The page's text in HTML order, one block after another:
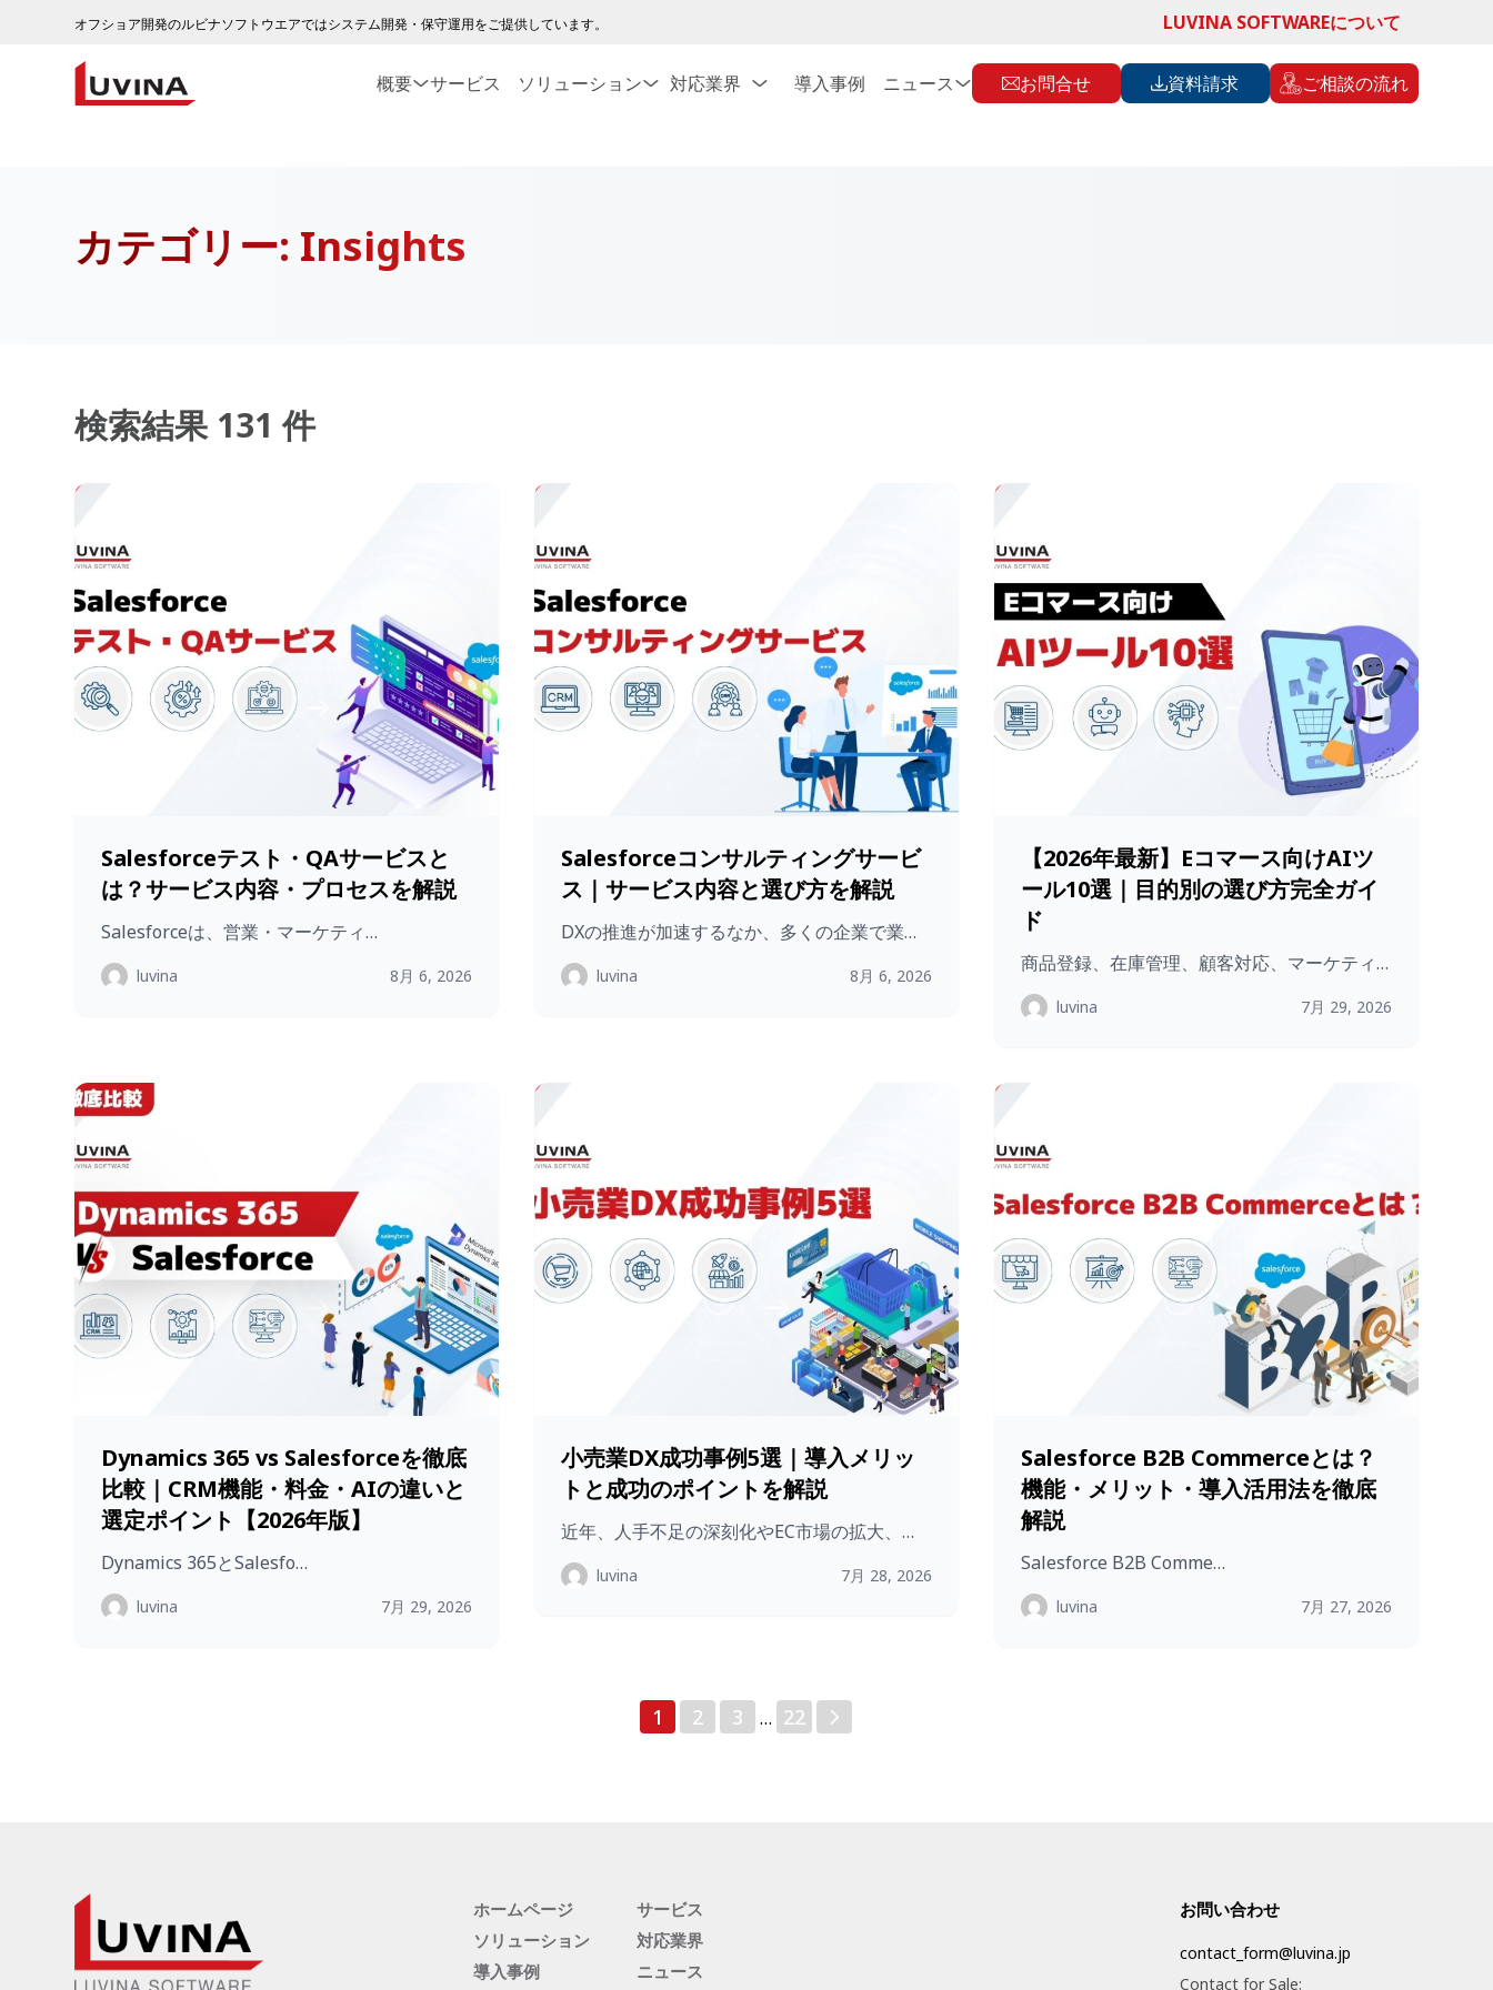
オフショア開発のルビナソフトウエアではシステム開発・保守運用をご提供しています。 LUVINA SOFTWAREについて
概要 サービス ソリューション 対応業界 導入事例 ニュース お問合せ 資料請求 ご相談の流れ
カテゴリー: Insights
検索結果 131 件
Salesforceテスト・QAサービスと
は？サービス内容・プロセスを解説
Salesforceは、営業・マーケティ…
luvina 8月 6, 2026
Salesforceコンサルティングサービ
ス｜サービス内容と選び方を解説
DXの推進が加速するなか、多くの企業で業…
luvina 8月 6, 2026
【2026年最新】Eコマース向けAIツ
ール10選｜目的別の選び方完全ガイ
ド
商品登録、在庫管理、顧客対応、マーケティ…
luvina 7月 29, 2026
Dynamics 365 vs Salesforceを徹底
比較｜CRM機能・料金・AIの違いと
選定ポイント【2026年版】
Dynamics 365とSalesfo…
luvina 7月 29, 2026
小売業DX成功事例5選｜導入メリッ
トと成功のポイントを解説
近年、人手不足の深刻化やEC市場の拡大、…
luvina 7月 28, 2026
Salesforce B2B Commerceとは？
機能・メリット・導入活用法を徹底
解説
Salesforce B2B Comme…
luvina 7月 27, 2026
投
稿
り
1 2 3 … 22
ホームページ
サービス
ソリューション
対応業界
導入事例
ニュース
お問い合わせ
contact_form@luvina.jp
Contact for Sale: